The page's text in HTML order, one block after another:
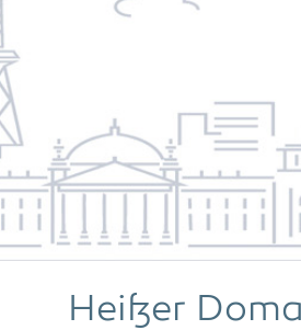
Hei­ßer